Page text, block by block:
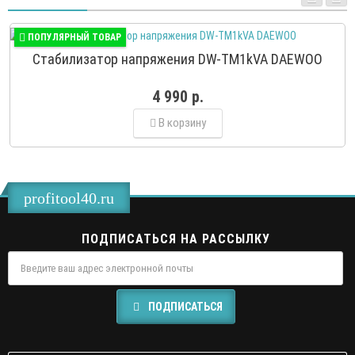
ПОПУЛЯРНЫЙ ТОВАР
Стабилизатор напряжения DW-TM1kVA DAEWOO
4 990 р.
В корзину
profitool40.ru
ПОДПИСАТЬСЯ НА РАССЫЛКУ
ПОДПИСАТЬСЯ